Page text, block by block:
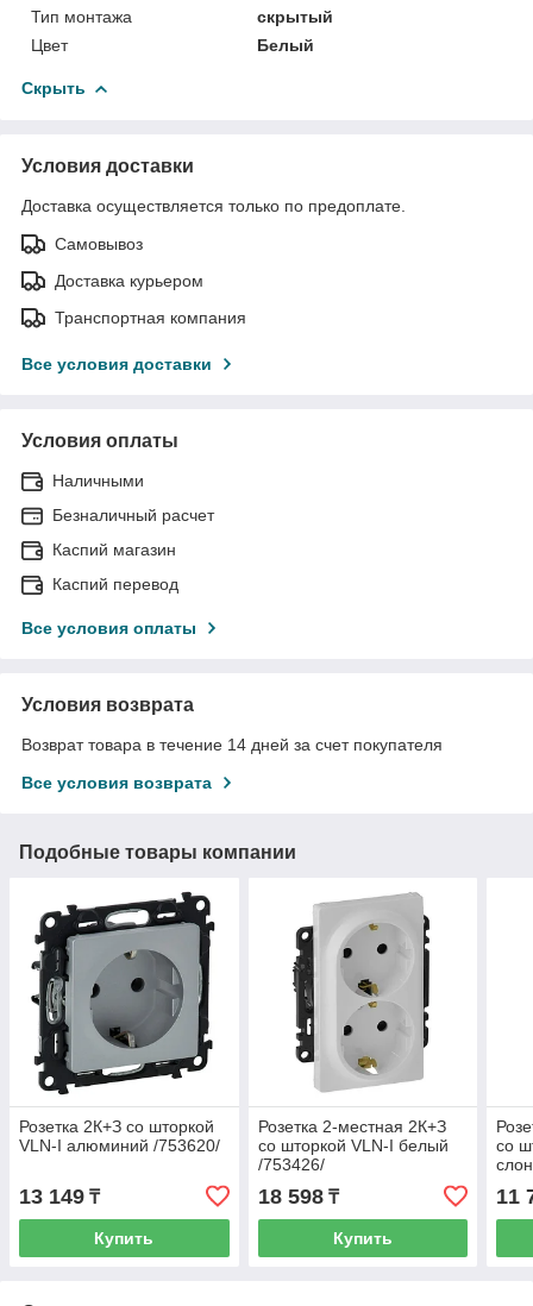
Тип монтажа
скрытый
Цвет
Белый
Скрыть
Условия доставки
Доставка осуществляется только по предоплате.
Самовывоз
Доставка курьером
Транспортная компания
Все условия доставки
Условия оплаты
Наличными
Безналичный расчет
Каспий магазин
Каспий перевод
Все условия оплаты
Условия возврата
Возврат товара в течение 14 дней за счет покупателя
Все условия возврата
Подобные товары компании
Розетка 2К+З со шторкой
VLN-I алюминий /753620/
13 149 ₸
Купить
Розетка 2-местная 2К+З
со шторкой VLN-I белый
/753426/
18 598₸
Купить
со
11